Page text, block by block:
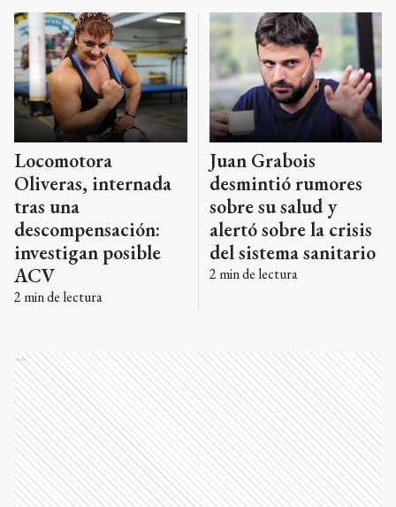
Locomotora
Oliveras, internada
tras una
descompensación:
investigan posible
ACV
2 min de lectura
Juan Grabois
desmintió rumores
sobre su salud y
alertó sobre la crisis
del sistema sanitario
2 min de lectura
Ads